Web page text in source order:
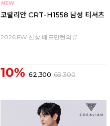
코랄리안 CRT-H1558 남성 티셔츠
2026 FW 신상 배드민턴의류
10% 62,300 69,300